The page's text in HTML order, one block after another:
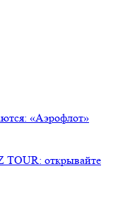
«Аэрофлот»
TOUR: открывайте